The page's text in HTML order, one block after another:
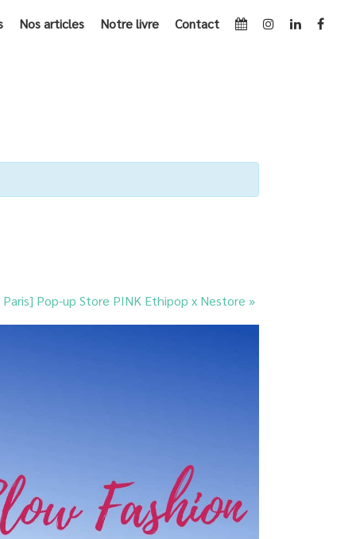
Nos articles Notre livre Contact
Pop-up Store PINK Ethipop x Nestore »